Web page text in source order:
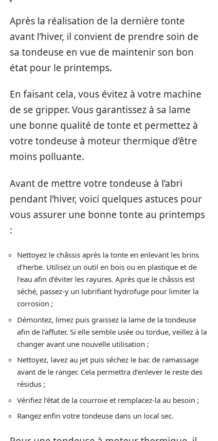
Après la réalisation de la dernière tonte
avant l’hiver, il convient de prendre soin de
sa tondeuse en vue de maintenir son bon
état pour le printemps.
En faisant cela, vous évitez à votre machine
de se gripper. Vous garantissez à sa lame
une bonne qualité de tonte et permettez à
votre tondeuse à moteur thermique d’être
moins polluante.
Avant de mettre votre tondeuse à l’abri
pendant l’hiver, voici quelques astuces pour
vous assurer une bonne tonte au printemps
:
Nettoyez le châssis après la tonte en enlevant les brins
d’herbe. Utilisez un outil en bois ou en plastique et de
l’eau afin d’éviter les rayures. Après que le châssis est
séché, passez-y un lubrifiant hydrofuge pour limiter la
corrosion ;
Démontez, limez puis graissez la lame de la tondeuse
afin de l’affuter. Si elle semble usée ou tordue, veillez à la
changer avant une nouvelle utilisation ;
Nettoyez, lavez au jet puis séchez le bac de ramassage
avant de le ranger. Cela permettra d’enlever le reste des
résidus ;
Vérifiez l’état de la courroie et remplacez-la au besoin ;
Rangez enfin votre tondeuse dans un local sec.